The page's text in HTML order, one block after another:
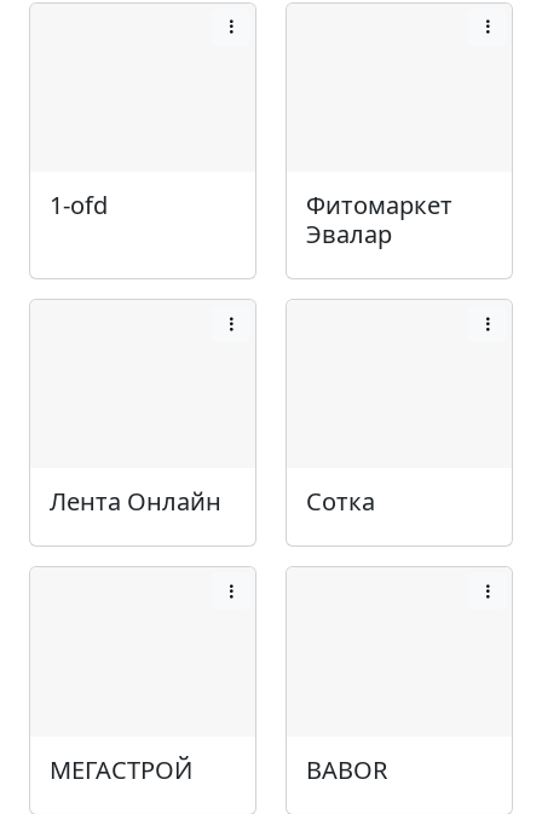
1-ofd
Фитомаркет
Эвалар
Лента Онлайн Сотка
МЕГАСТРОЙ BABOR